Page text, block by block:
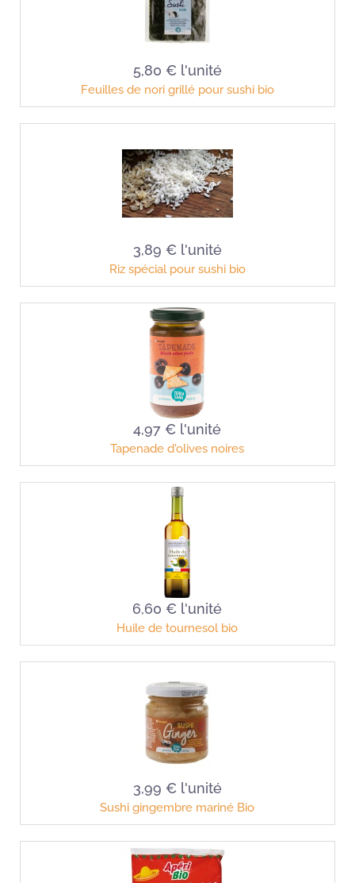
5,80 € l'unité
Feuilles de nori grillé pour sushi bio
3,89 € l'unité
Riz spécial pour sushi bio
4,97 € l'unité
Tapenade d'olives noires
6,60 € l'unité
Huile de tournesol bio
3,99 € l'unité
Sushi gingembre mariné Bio